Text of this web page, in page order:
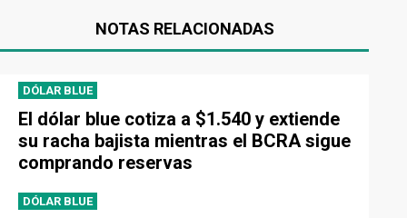
NOTAS RELACIONADAS
DÓLAR BLUE
El dólar blue cotiza a $1.540 y extiende
su racha bajista mientras el BCRA sigue
comprando reservas
DÓLAR BLUE